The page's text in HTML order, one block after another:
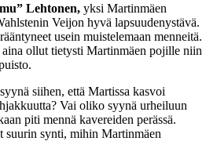
Lehtonen, yksi Martinmäen
Veijon hyvä lapsuudenystävä.
usein muistelemaan menneitä.
ollut tietysti Martinmäen pojille niin
siihen, että Martissa kasvoi
Vai oliko syynä urheiluun
piti mennä kavereiden perässä.
suurin synti, mihin Martinmäen